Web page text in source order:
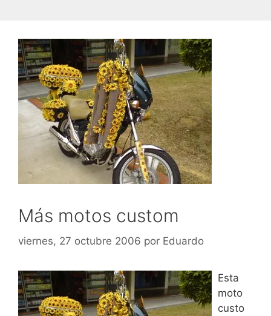
Más motos custom
viernes, 27 octubre 2006 por Eduardo
Esta
moto
custo